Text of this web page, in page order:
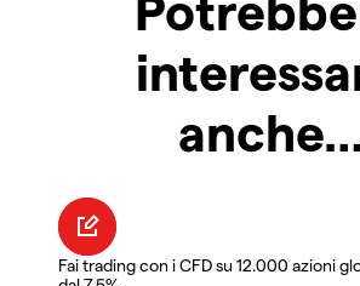
anche…
Fai trading con i CFD su 12.000 azioni